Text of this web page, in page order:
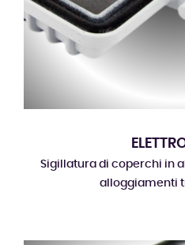
Sigillatura di coperchi in
alloggiamenti